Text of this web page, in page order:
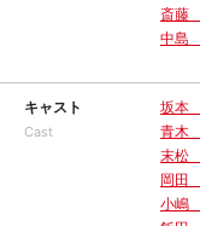
斎藤
中島
キャスト
Cast
坂本
青木
末松
岡田
小嶋